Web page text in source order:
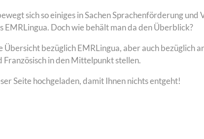
sich so einiges in Sachen Sprachenförderung
Doch wie behält man da den Überblick?
bezüglich EMRLingua, aber auch bezüglich
in den Mittelpunkt stellen.
Seite hochgeladen, damit Ihnen nichts entgeht!